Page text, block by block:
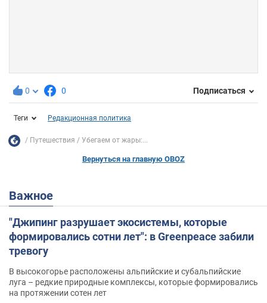
0 0 Подписаться
Теги Редакционная политика
Путешествия Убегаем от жары:...
Вернуться на главную OBOZ
Важное
"Джипинг разрушает экосистемы, которые
формировались сотни лет": в Greenpeace забили
тревогу
В высокогорье расположены альпийские и субальпийские
луга – редкие природные комплексы, которые формировались
на протяжении сотен лет